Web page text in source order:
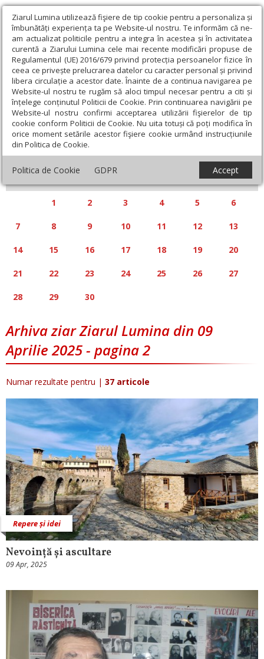
Ziarul Lumina utilizează fişiere de tip cookie pentru a personaliza și
îmbunătăți experiența ta pe Website-ul nostru. Te informăm că ne-
am actualizat politicile pentru a integra în acestea și în activitatea
curentă a Ziarului Lumina cele mai recente modificări propuse de
Regulamentul (UE) 2016/679 privind protecția persoanelor fizice în
ceea ce privește prelucrarea datelor cu caracter personal și privind
libera circulație a acestor date. Înainte de a continua navigarea pe
Website-ul nostru te rugăm să aloci timpul necesar pentru a citi și
înțelege conținutul Politicii de Cookie. Prin continuarea navigării pe
Website-ul nostru confirmi acceptarea utilizării fişierelor de tip
cookie conform Politicii de Cookie. Nu uita totuși că poți modifica în
orice moment setările acestor fişiere cookie urmând instrucțiunile
din Politica de Cookie.
Politica de Cookie GDPR Accept
Calendar articole
« »
APRILIE 2025
S D
1 2 3 4 5 6
7 8 9 10 11 12 13
14 15 16 17 18 19 20
21 22 23 24 25 26 27
28 29 30
Arhiva ziar Ziarul Lumina din 09
Aprilie 2025 - pagina 2
Numar rezultate pentru | 37 articole
Repere și idei
Nevoință și ascultare
09 Apr, 2025